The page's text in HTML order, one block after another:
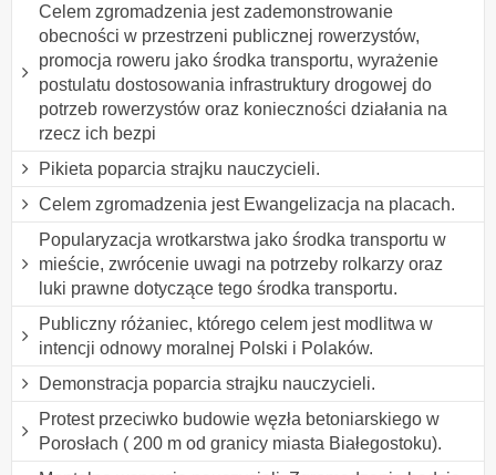
Celem zgromadzenia jest zademonstrowanie
obecności w przestrzeni publicznej rowerzystów,
promocja roweru jako środka transportu, wyrażenie
postulatu dostosowania infrastruktury drogowej do
potrzeb rowerzystów oraz konieczności działania na
rzecz ich bezpi
Pikieta poparcia strajku nauczycieli.
Celem zgromadzenia jest Ewangelizacja na placach.
Popularyzacja wrotkarstwa jako środka transportu w
mieście, zwrócenie uwagi na potrzeby rolkarzy oraz
luki prawne dotyczące tego środka transportu.
Publiczny różaniec, którego celem jest modlitwa w
intencji odnowy moralnej Polski i Polaków.
Demonstracja poparcia strajku nauczycieli.
Protest przeciwko budowie węzła betoniarskiego w
Porosłach ( 200 m od granicy miasta Białegostoku).